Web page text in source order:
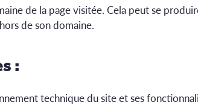
de la page visitée. Cela peut se
de son domaine.
:
technique du site et ses